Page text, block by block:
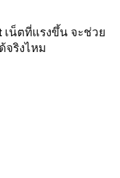
เน็ตที่แรงขึ้น จะช่วย
จริงไหม